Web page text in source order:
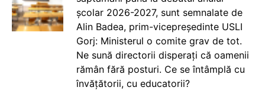
școlar 2026-2027, sunt semnalate de
Alin Badea, prim-vicepreședinte USLI
Gorj: Ministerul o comite grav de tot.
Ne sună directorii disperați că oamenii
rămân fără posturi. Ce se întâmplă cu
învățătorii, cu educatorii?